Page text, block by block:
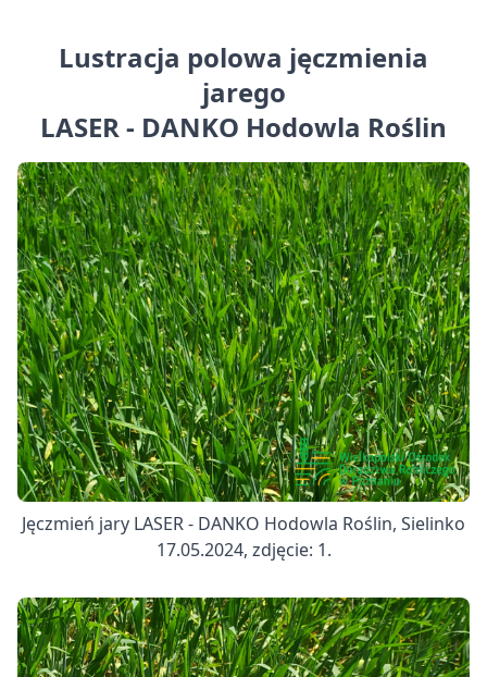
Lustracja polowa jęczmienia
jarego
LASER - DANKO Hodowla Roślin
Jęczmień jary LASER - DANKO Hodowla Roślin, Sielinko
17.05.2024, zdjęcie: 1.